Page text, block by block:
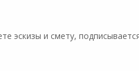
эскизы и смету,